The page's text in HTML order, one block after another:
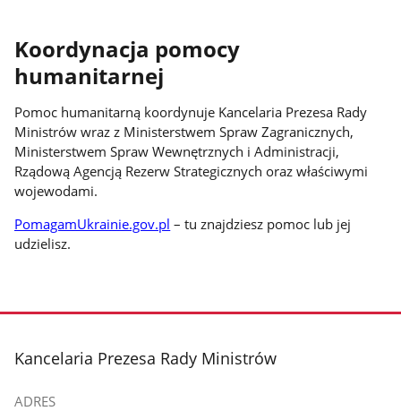
Koordynacja pomocy
humanitarnej
Pomoc humanitarną koordynuje Kancelaria Prezesa Rady
Ministrów wraz z Ministerstwem Spraw Zagranicznych,
Ministerstwem Spraw Wewnętrznych i Administracji,
Rządową Agencją Rezerw Strategicznych oraz właściwymi
wojewodami.
PomagamUkrainie.gov.pl – tu znajdziesz pomoc lub jej
udzielisz.
stopka
Kancelaria Prezesa Rady Ministrów
ADRES